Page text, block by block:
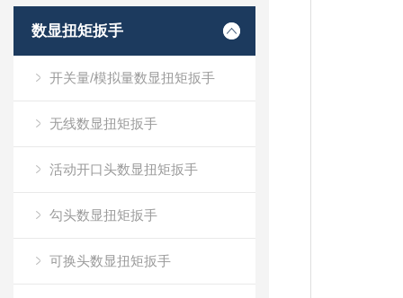
数显扭矩扳手
开关量/模拟量数显扭矩扳手
无线数显扭矩扳手
活动开口头数显扭矩扳手
勾头数显扭矩扳手
可换头数显扭矩扳手